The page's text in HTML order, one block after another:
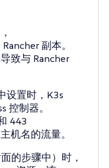
副本。
致与 Rancher
设置时，K3s
控制器。
443
机名的流量。
的步骤中）时，